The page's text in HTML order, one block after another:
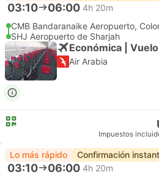
03:10 06:00 4h 20m
CMB Bandaranaike Aeropuerto,
SHJ Aeropuerto de Sharjah
Económica |
Air Arabia
Impuestos
Lo más rápido Confirmación
03:10 06:00 4h 20m